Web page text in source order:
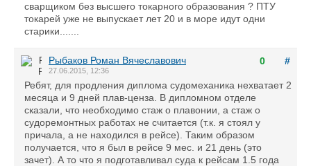
сварщиком без высшего токарного образования ? ПТУ
токарей уже не выпускает лет 20 и в море идут одни
старики.......
0 #
Рыбаков Роман Вячеславович
27.06.2015, 12:36
Ребят, для продления диплома судомеханика нехватает 2
месяца и 9 дней плав-ценза. В дипломном отделе
сказали, что необходимо стаж о плавонии, а стаж о
судоремонтных работах не считается (т.к. я стоял у
причала, а не находился в рейсе). Таким образом
получается, что я был в рейсе 9 мес. и 21 день (это
зачет). А то что я подготавливал суда к рейсам 1.5 года